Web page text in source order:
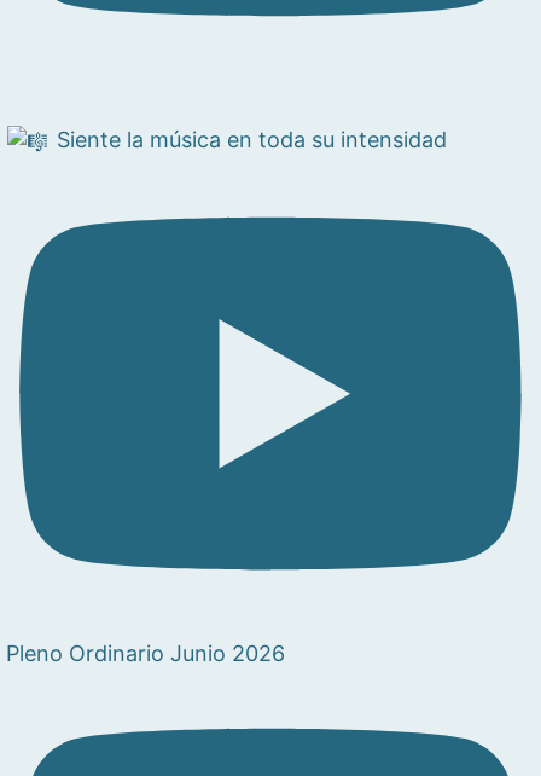
Siente la música en toda su intensidad
Pleno Ordinario Junio 2026